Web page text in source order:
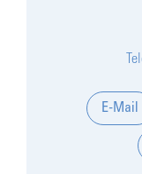
E-Mail